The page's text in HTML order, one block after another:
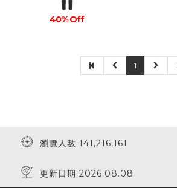
40% Off
1
瀏覽人數 141,216,161
更新日期 2026.08.08